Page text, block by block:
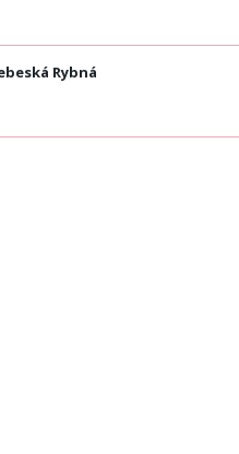
Rybná